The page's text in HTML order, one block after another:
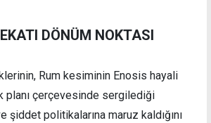
DÖNÜM NOKTASI
Rum kesiminin Enosis hayali
planı çerçevesinde sergilediği
şiddet politikalarına maruz kaldığını